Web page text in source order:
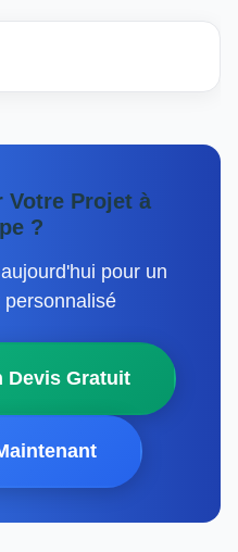
Votre Projet à
?
pour un
Devis Gratuit